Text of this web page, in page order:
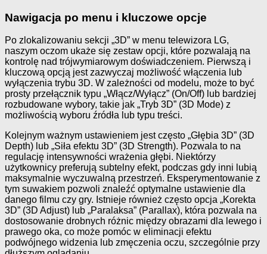
Nawigacja po menu i kluczowe opcje
Po zlokalizowaniu sekcji „3D” w menu telewizora LG,
naszym oczom ukaże się zestaw opcji, które pozwalają na
kontrolę nad trójwymiarowym doświadczeniem. Pierwszą i
kluczową opcją jest zazwyczaj możliwość włączenia lub
wyłączenia trybu 3D. W zależności od modelu, może to być
prosty przełącznik typu „Włącz/Wyłącz” (On/Off) lub bardziej
rozbudowane wybory, takie jak „Tryb 3D” (3D Mode) z
możliwością wyboru źródła lub typu treści.
Kolejnym ważnym ustawieniem jest często „Głębia 3D” (3D
Depth) lub „Siła efektu 3D” (3D Strength). Pozwala to na
regulację intensywności wrażenia głębi. Niektórzy
użytkownicy preferują subtelny efekt, podczas gdy inni lubią
maksymalnie wyczuwalną przestrzeń. Eksperymentowanie z
tym suwakiem pozwoli znaleźć optymalne ustawienie dla
danego filmu czy gry. Istnieje również często opcja „Korekta
3D” (3D Adjust) lub „Paralaksa” (Parallax), która pozwala na
dostosowanie drobnych różnic między obrazami dla lewego i
prawego oka, co może pomóc w eliminacji efektu
podwójnego widzenia lub zmęczenia oczu, szczególnie przy